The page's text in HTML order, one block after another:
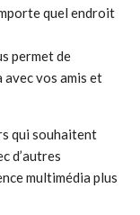
quel endroit
permet de
vos amis et
qui souhaitent
d’autres
multimédia plus